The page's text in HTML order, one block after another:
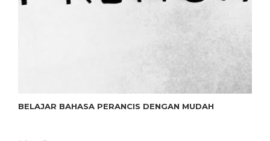
BELAJAR BAHASA PERANCIS DENGAN MUDAH